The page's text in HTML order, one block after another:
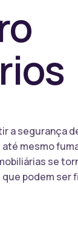
a segurança
mesmo
se
podem ser